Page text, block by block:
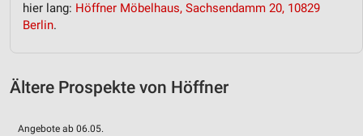
hier lang: Höffner Möbelhaus, Sachsendamm 20, 10829
Berlin.
Ältere Prospekte von Höffner
Angebote ab 06.05.